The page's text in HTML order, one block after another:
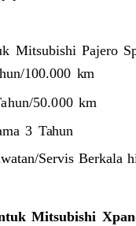
Mitsubishi Pajero
100.000 km
50.000 km
3 Tahun
Servis Berkala
Mitsubishi